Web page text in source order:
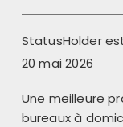
StatusHolder
20 mai 2026
Une meilleure
bureaux à